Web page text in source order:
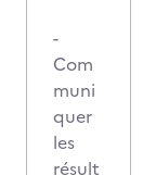
-
Com
muni
quer
les
résult